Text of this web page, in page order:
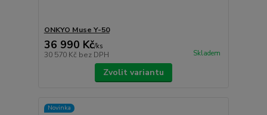
ONKYO Muse Y-50
36 990 Kč/ks
30 570 Kč bez DPH Skladem
Zvolit variantu
Novinka